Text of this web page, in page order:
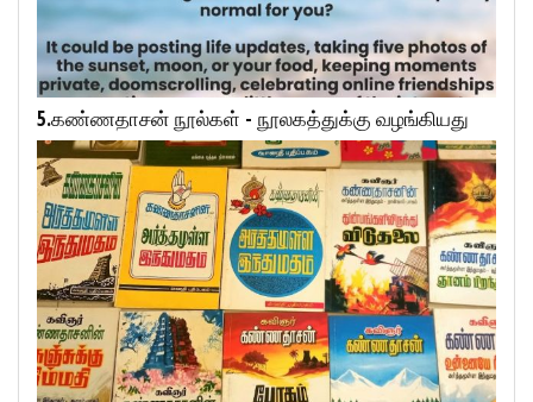
5.கண்ணதாசன் நூல்கள் - நூலகத்துக்கு வழங்கியது